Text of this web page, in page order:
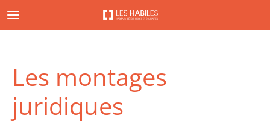
au
Les montages
juridiques